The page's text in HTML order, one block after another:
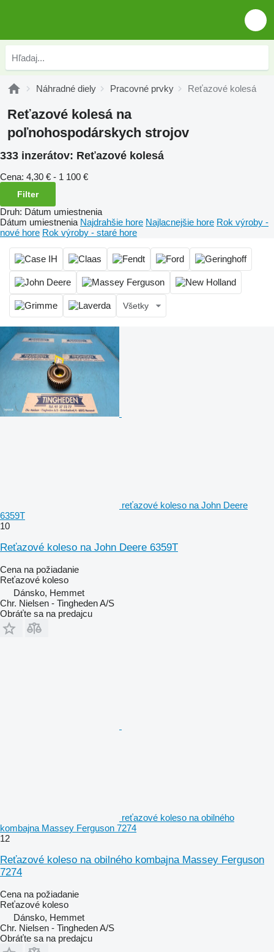
Náhradné diely Pracovné prvky Reťazové kolesá
Reťazové kolesá na
poľnohospodárskych strojov
333 inzerátov: Reťazové kolesá
Cena: 4,30 € - 1 100 €
Filter
Druh: Dátum umiestnenia
Dátum umiestnenia Najdrahšie hore Najlacnejšie hore Rok výroby -
nové hore Rok výroby - staré hore
Všetky
reťazové koleso na John Deere
6359T
10
Reťazové koleso na John Deere 6359T
Cena na požiadanie
Reťazové koleso
Dánsko, Hemmet
Chr. Nielsen - Tingheden A/S
Obráťte sa na predajcu
reťazové koleso na obilného
kombajna Massey Ferguson 7274
12
Reťazové koleso na obilného kombajna Massey Ferguson
7274
Cena na požiadanie
Reťazové koleso
Dánsko, Hemmet
Chr. Nielsen - Tingheden A/S
Obráťte sa na predajcu